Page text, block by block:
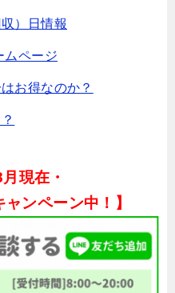
）日情報
ムページ
お得なのか？
現在・
ンペーン中！】